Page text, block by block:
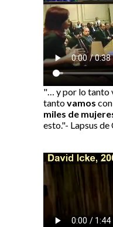
"… y por lo tanto
tantovamos
miles de
esto."- Lapsus